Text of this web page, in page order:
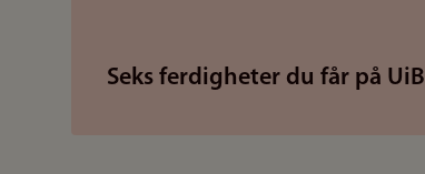
Seks ferdigheter du får på UiB